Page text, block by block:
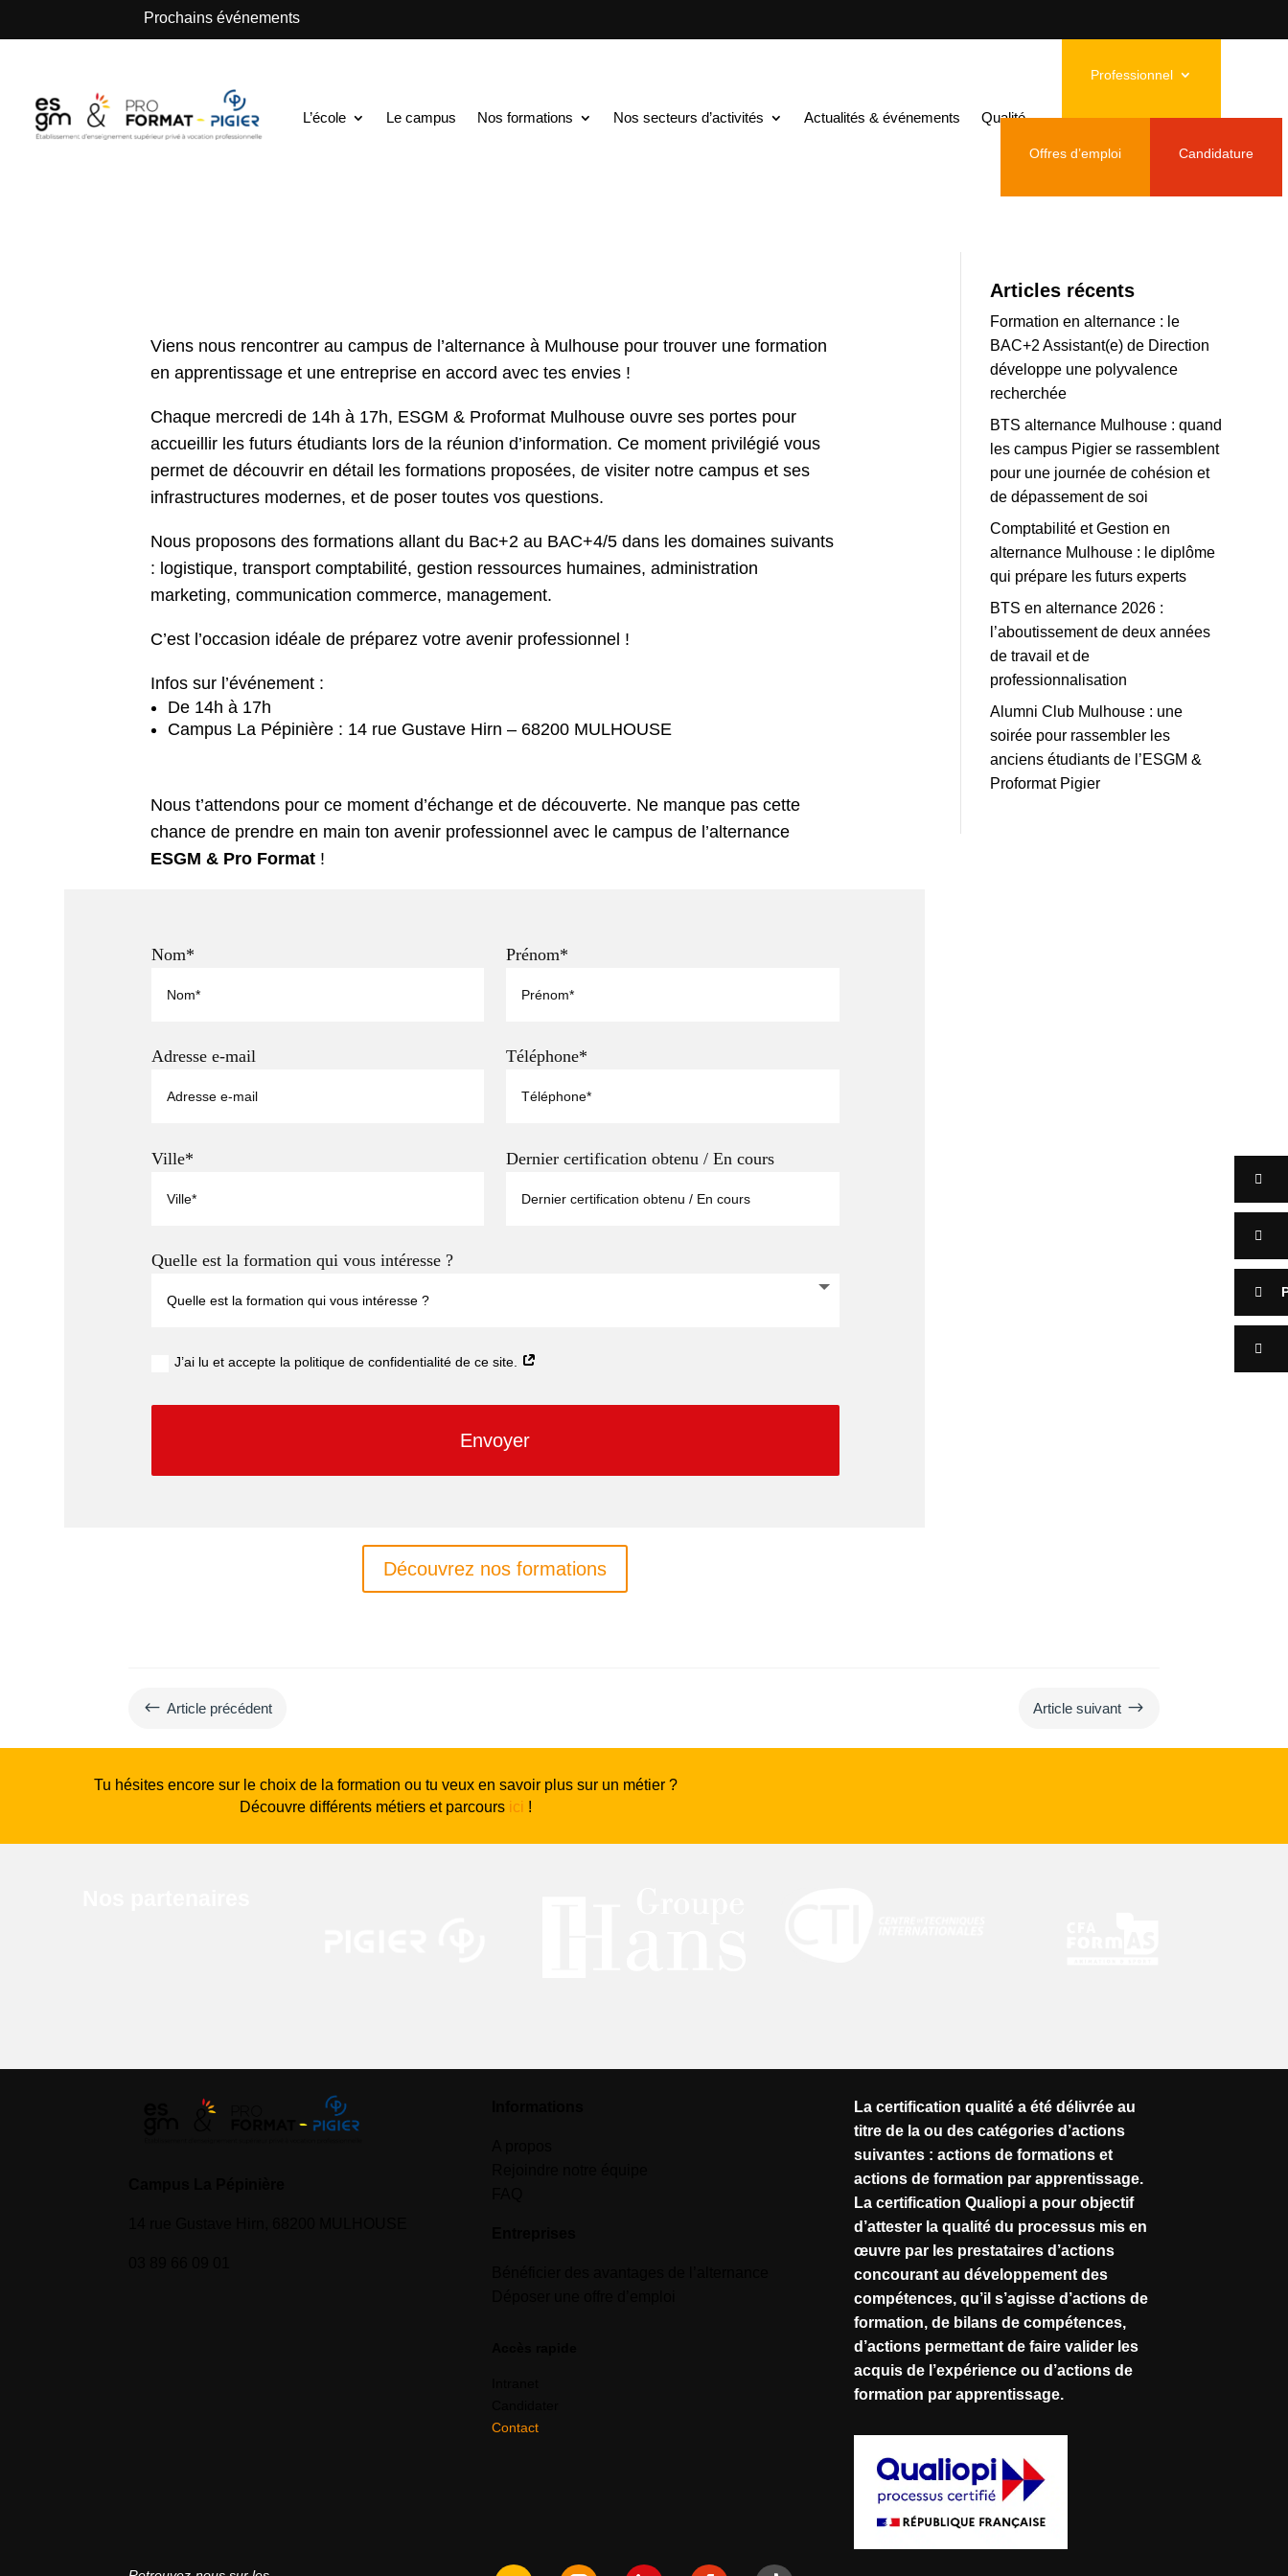
Prochains événements
L’école Le campus Nos formations Nos secteurs d’activités Actualités & événements Qualité
Professionnel
Offres d’emploi Candidature
Rencontres & Orientation : mercredi 22 janvier
14 Jan 2025|Nos événements
Viens nous rencontrer au campus de l’alternance à Mulhouse pour trouver une formation
en apprentissage et une entreprise en accord avec tes envies !
Chaque mercredi de 14h à 17h, ESGM & Proformat Mulhouse ouvre ses portes pour
accueillir les futurs étudiants lors de la réunion d’information. Ce moment privilégié vous
permet de découvrir en détail les formations proposées, de visiter notre campus et ses
infrastructures modernes, et de poser toutes vos questions.
Nous proposons des formations allant du Bac+2 au BAC+4/5 dans les domaines suivants
: logistique, transport comptabilité, gestion ressources humaines, administration
marketing, communication commerce, management.
C’est l’occasion idéale de préparez votre avenir professionnel !
Infos sur l’événement :
De 14h à 17h
Campus La Pépinière : 14 rue Gustave Hirn – 68200 MULHOUSE
Nous t’attendons pour ce moment d’échange et de découverte. Ne manque pas cette
chance de prendre en main ton avenir professionnel avec le campus de l’alternance
ESGM & Pro Format !
Nom* Prénom*
Adresse e-mail Téléphone*
Ville* Dernier certification obtenu / En cours
Quelle est la formation qui vous intéresse ?
J’ai lu et accepte la politique de confidentialité de ce site.
Envoyer
Découvrez nos formations
Articles récents
Formation en alternance : le
BAC+2 Assistant(e) de Direction
développe une polyvalence
recherchée
BTS alternance Mulhouse : quand
les campus Pigier se rassemblent
pour une journée de cohésion et
de dépassement de soi
Comptabilité et Gestion en
alternance Mulhouse : le diplôme
qui prépare les futurs experts
BTS en alternance 2026 :
l’aboutissement de deux années
de travail et de
professionnalisation
Alumni Club Mulhouse : une
soirée pour rassembler les
anciens étudiants de l’ESGM &
Proformat Pigier
# Article précédent Article suivant $
Tu hésites encore sur le choix de la formation ou tu veux en savoir plus sur un métier ?
Découvre différents métiers et parcours ici !
Contact
La certification qualité a été délivrée au
titre de la ou des catégories d’actions
suivantes : actions de formations et
actions de formation par apprentissage.
La certification Qualiopi a pour objectif
d’attester la qualité du processus mis en
œuvre par les prestataires d’actions
concourant au développement des
compétences, qu’il s’agisse d’actions de
formation, de bilans de compétences,
d’actions permettant de faire valider les
acquis de l’expérience ou d’actions de
formation par apprentissage.